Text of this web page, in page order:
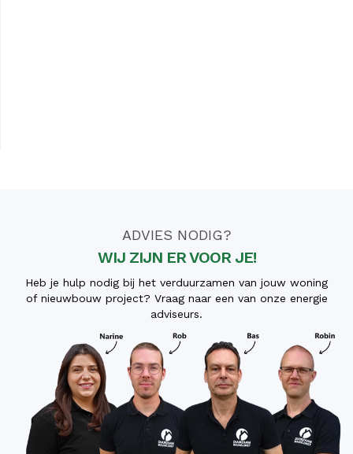
ADVIES NODIG?
WIJ ZIJN ER VOOR JE!
Heb je hulp nodig bij het verduurzamen van jouw woning
of nieuwbouw project? Vraag naar een van onze energie
adviseurs.